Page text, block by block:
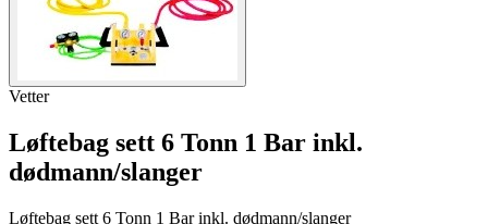
Vetter
Løftebag sett 6 Tonn 1 Bar inkl.
dødmann/slanger
Løftebag sett 6 Tonn 1 Bar inkl. dødmann/slanger